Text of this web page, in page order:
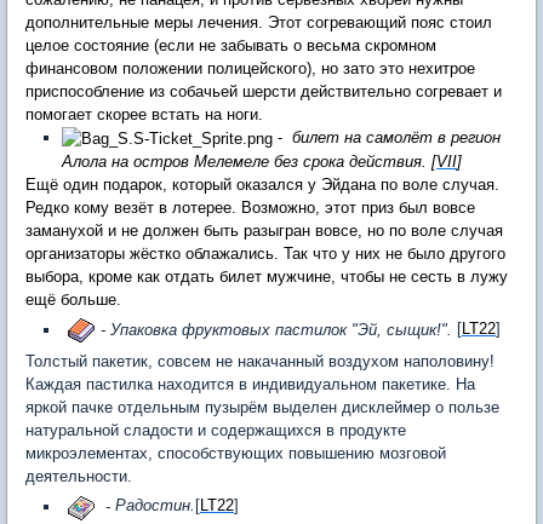
дополнительные меры лечения. Этот согревающий пояс стоил
целое состояние (если не забывать о весьма скромном
финансовом положении полицейского), но зато это нехитрое
приспособление из собачьей шерсти действительно согревает и
помогает скорее встать на ноги.
- билет на самолёт в регион
Алола на остров Мелемеле без срока действия. [VII]
Ещё один подарок, который оказался у Эйдана по воле случая.
Редко кому везёт в лотерее. Возможно, этот приз был вовсе
заманухой и не должен быть разыгран вовсе, но по воле случая
организаторы жёстко облажались. Так что у них не было другого
выбора, кроме как отдать билет мужчине, чтобы не сесть в лужу
ещё больше.
- Упаковка фруктовых пастилок "Эй, сыщик!".
[LT22]
Толстый пакетик, совсем не накачанный воздухом наполовину!
Каждая пастилка находится в индивидуальном пакетике. На
яркой пачке отдельным пузырём выделен дисклеймер о пользе
натуральной сладости и содержащихся в продукте
микроэлементах, способствующих повышению мозговой
деятельности.
- Радостин. [LT22]